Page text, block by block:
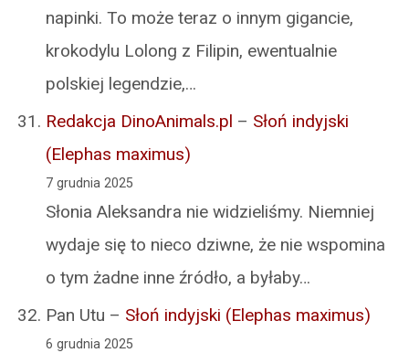
napinki. To może teraz o innym gigancie,
krokodylu Lolong z Filipin, ewentualnie
polskiej legendzie,…
Redakcja DinoAnimals.pl – Słoń indyjski
(Elephas maximus)
7 grudnia 2025
Słonia Aleksandra nie widzieliśmy. Niemniej
wydaje się to nieco dziwne, że nie wspomina
o tym żadne inne źródło, a byłaby…
Pan Utu – Słoń indyjski (Elephas maximus)
6 grudnia 2025